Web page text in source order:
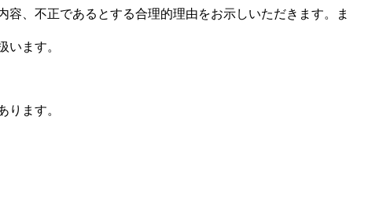
、不正であるとする合理的理由をお示しいただきます。ま
います。
ります。